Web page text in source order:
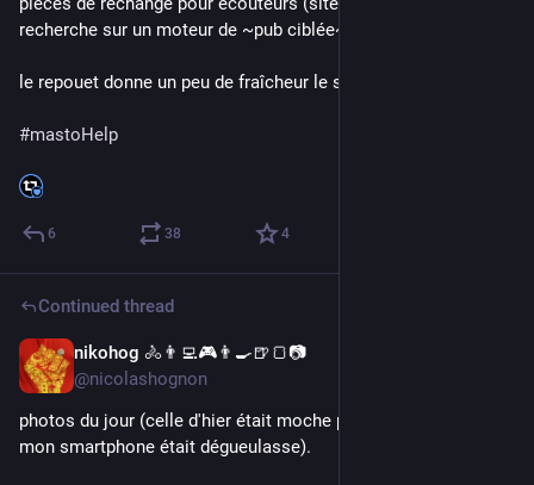
recherche sur un moteur de ~pub ciblée~ recherche).
le repouet donne un peu de fraîcheur le soir.
#mastoHelp
6 38 4
Continued thread
nikohog 🚴👨‍💻🎮👨‍🍳🍺🍞📷
@nicolashognon
photos du jour (celle d'hier était moche parce l'objectif de
mon smartphone était dégueulasse).